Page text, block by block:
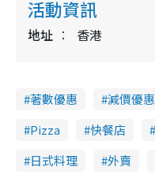
活動資訊
地址 香港
著數優惠 減價優惠
Pizza
快餐店
日式料理
外賣